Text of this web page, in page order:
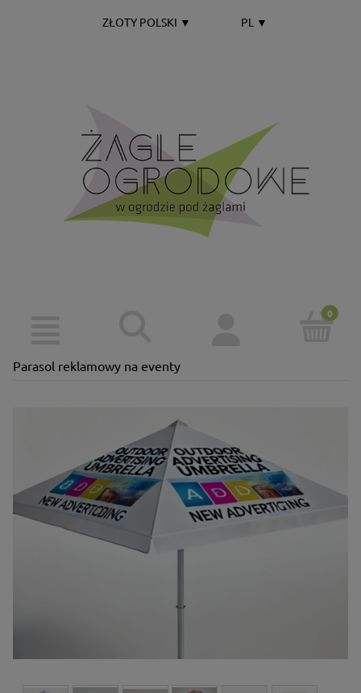
ZŁOTY POLSKI ▼ PL ▼
Parasol reklamowy na eventy